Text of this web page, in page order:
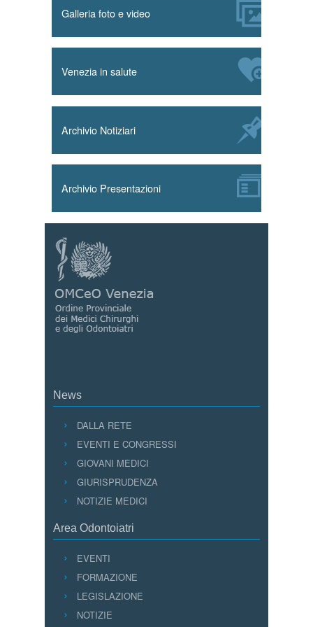
Galleria foto e video
Venezia in salute
Archivio Notiziari
Archivio Presentazioni
News
DALLA RETE
EVENTI E CONGRESSI
GIOVANI MEDICI
GIURISPRUDENZA
NOTIZIE MEDICI
Area Odontoiatri
EVENTI
FORMAZIONE
LEGISLAZIONE
NOTIZIE